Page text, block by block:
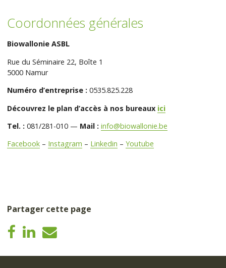
Coordonnées générales
Biowallonie ASBL
Rue du Séminaire 22, Boîte 1
5000 Namur
Numéro d’entreprise : 0535.825.228
Découvrez le plan d’accès à nos bureaux ici
Tel. : 081/281-010 — Mail : info@biowallonie.be
Facebook – Instagram – Linkedin –Youtube
Partager cette page